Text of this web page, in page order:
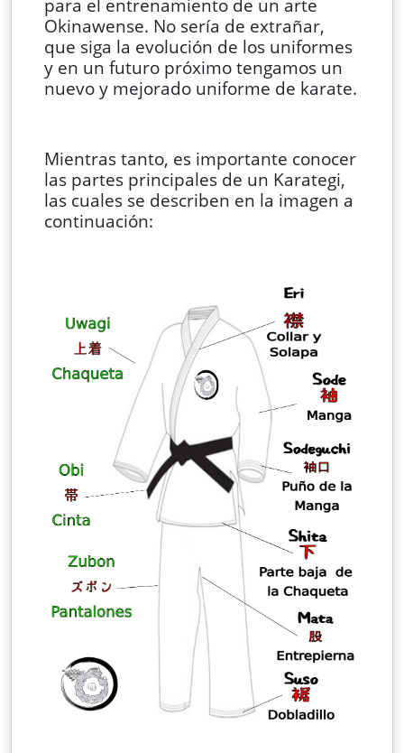
para el entrenamiento de un arte
Okinawense. No sería de extrañar,
que siga la evolución de los uniformes
y en un futuro próximo tengamos un
nuevo y mejorado uniforme de karate.
Mientras tanto, es importante conocer
las partes principales de un Karategi,
las cuales se describen en la imagen a
continuación: